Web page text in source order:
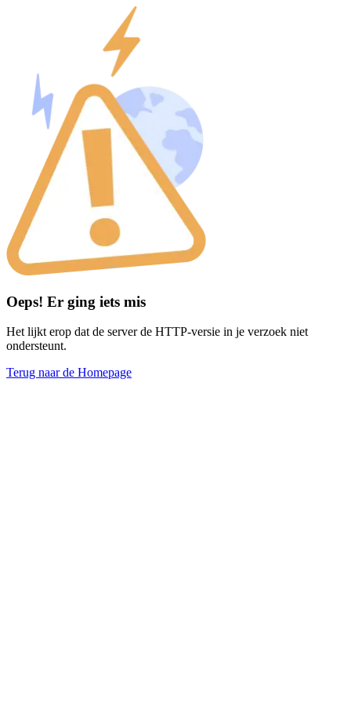
Oeps! Er ging iets mis
Het lijkt erop dat de server de HTTP-versie in je verzoek niet
ondersteunt.
Terug naar de Homepage